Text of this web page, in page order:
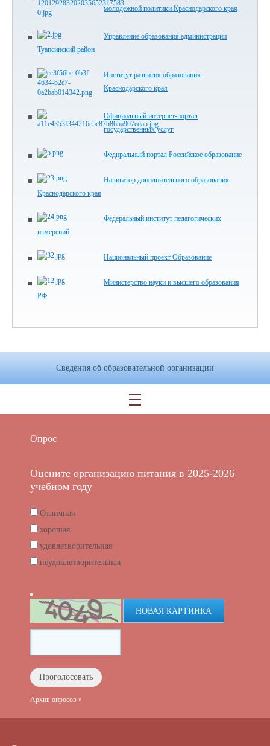
молодежной политики Краснодарского края
Управление образования администрации
Туапсинский район
Институт развития образования
Краснодарского края
Официальный интернет-портал
государственных услуг
Феднральный портал Российское образование
Навигатор дополнительного образования
Краснодарского края
Федеральный институт педагогических
измерений
Национальный проект Образование
Министерство науки и высшего образования
РФ
Сведения об образовательной организации
Опрос
Оцените организацию питания в 2025-2026
учебном году
Отличная
хорошая
удовлетворительная
неудовлетворительная
НОВАЯ КАРТИНКА
Архив опросов »